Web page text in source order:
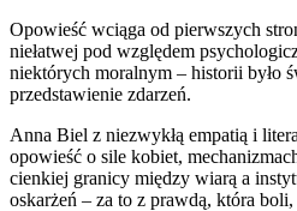
Opowieść wciąga od pierwszych
niełatwej pod względem
niektórych moralnym – historii było
przedstawienie zdarzeń.
Anna Biel z niezwykłą empatią i
opowieść o sile kobiet,
cienkiej granicy między wiarą a
oskarżeń – za to z prawdą, która boli,